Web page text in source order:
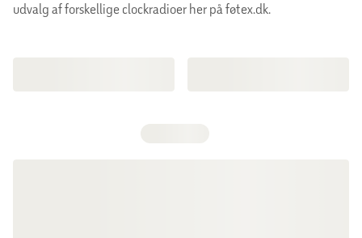
udvalg af forskellige clockradioer her på føtex.dk.